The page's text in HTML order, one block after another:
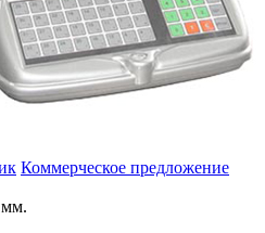
Коммерческое предложение
мм.